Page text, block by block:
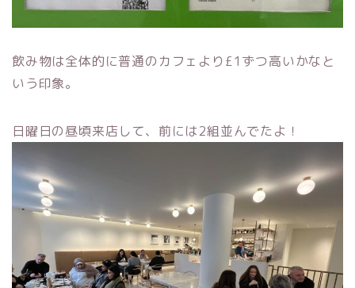
飲み物は全体的に普通のカフェより£1ずつ高いかなと
いう印象。
日曜日の昼頃来店して、前には2組並んでたよ！